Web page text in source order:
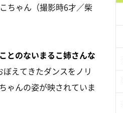
ちゃん（撮影時6才／柴
とのないまるこ姉さんな
えてきたダンスをノリ
ゃんの姿が映されていま